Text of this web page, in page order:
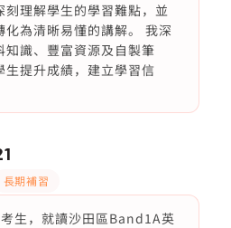
刻理解學生的學習難點，並
化為清晰易懂的講解。 我深
知識、豐富資源及自製筆
生提升成績，建立學習信
長期補習
生，就讀沙田區Band1A英